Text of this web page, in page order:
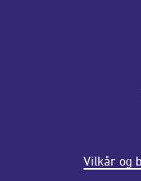
Vilkår og